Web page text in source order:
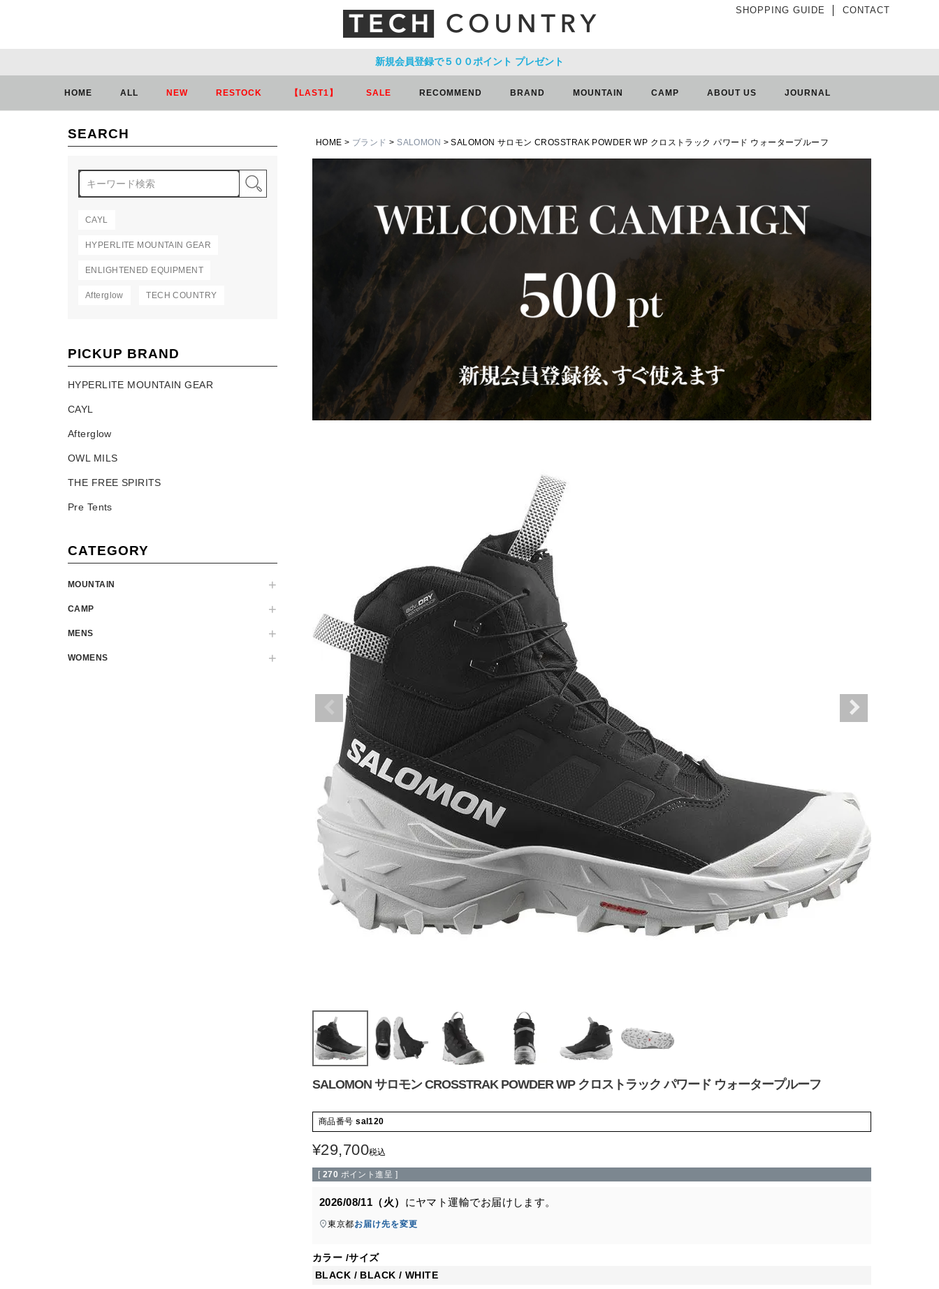
SHOPPING GUIDE CONTACT
新規会員登録で５００ポイント プレゼント
HOME ALL NEW RESTOCK 【LAST1】 SALE RECOMMEND BRAND MOUNTAIN CAMP ABOUT US JOURNAL
SEARCH
CAYL
HYPERLITE MOUNTAIN GEAR
ENLIGHTENED EQUIPMENT
Afterglow TECH COUNTRY
PICKUP BRAND
HYPERLITE MOUNTAIN GEAR
CAYL
Afterglow
OWL MILS
THE FREE SPIRITS
Pre Tents
CATEGORY
MOUNTAIN
CAMP
MENS
WOMENS
HOME ブランド SALOMON SALOMON サロモン CROSSTRAK POWDER WP クロストラック パワード ウォータープルーフ
SALOMON サロモン CROSSTRAK POWDER WP クロストラック パワード ウォータープルーフ
商品番号 sal120
¥29,700税込
[ 270 ポイント進呈 ]
2026/08/11（火） にヤマト運輸でお届けします。
東京都お届け先を変更
カラー サイズ
BLACK / BLACK / WHITE